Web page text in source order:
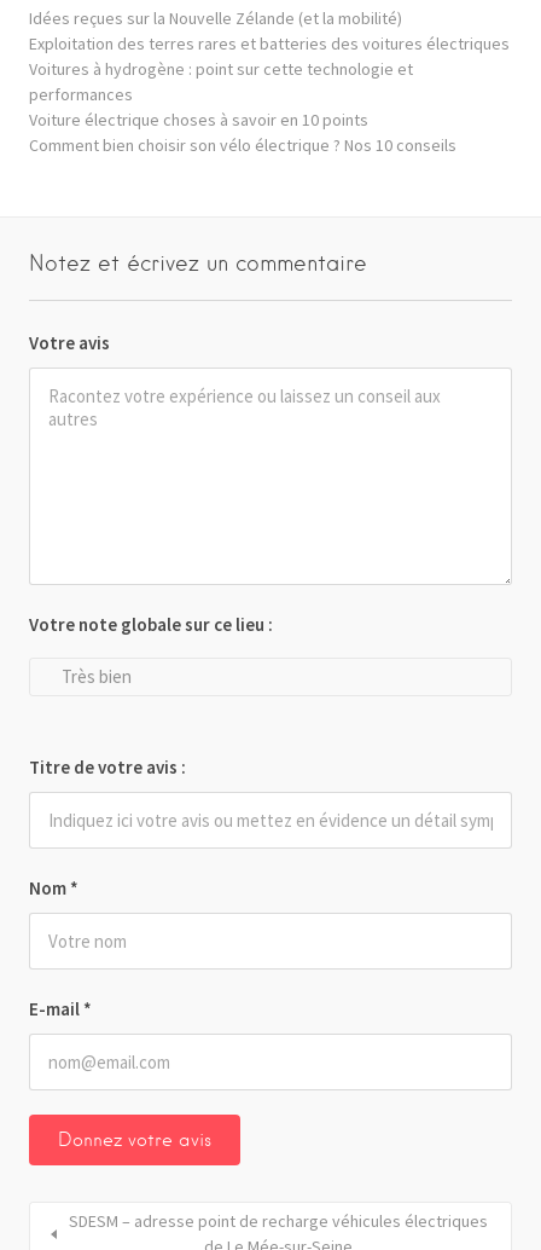
Idées reçues sur la Nouvelle Zélande (et la mobilité)
Exploitation des terres rares et batteries des voitures électriques
Voitures à hydrogène : point sur cette technologie et
performances
Voiture électrique choses à savoir en 10 points
Comment bien choisir son vélo électrique ? Nos 10 conseils
Notez et écrivez un commentaire
Votre avis
Nom *
E-mail *
Votre note globale sur ce lieu :
Très bien
Titre de votre avis :
SDESM – adresse point de recharge véhicules électriques